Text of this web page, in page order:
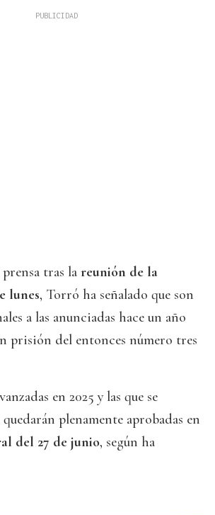
tras la reunión de la
lunes, Torró ha señalado que son
a las anunciadas hace un año
prisión del entonces número tres
en 2025 y las que se
plenamente aprobadas en
del 27 de junio, según ha